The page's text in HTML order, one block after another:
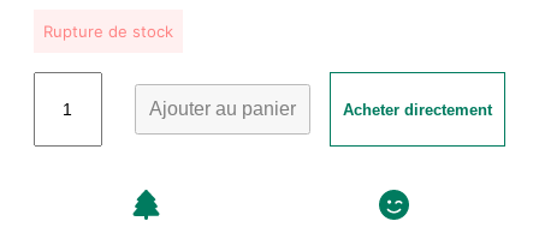
était :
10000 CFA.
est :
8500
Rupture de stock
Cafetière
Ajouter au panier Acheter directement